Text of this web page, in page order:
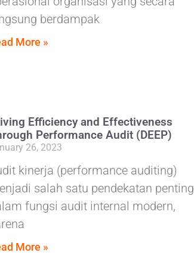
berdampak
More »
Efficiency and Effectiveness
Performance Audit (DEEP)
26, 2023
kinerja (performance auditing)
salah satu pendekatan penting
fungsi audit internal modern,
More »